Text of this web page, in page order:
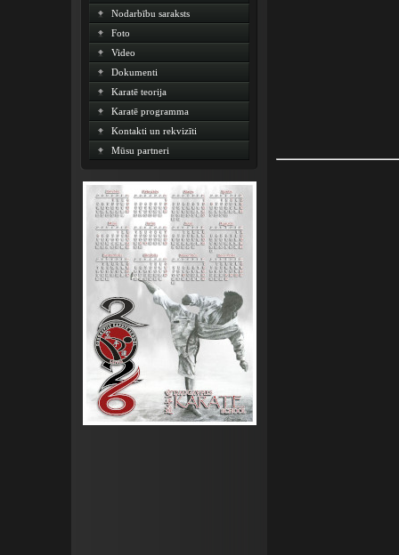
Nodarbību saraksts
Foto
Video
Dokumenti
Karatē teorija
Karatē programma
Kontakti un rekvizīti
Mūsu partneri